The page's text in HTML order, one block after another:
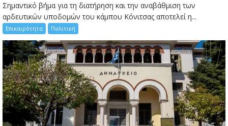
Σημαντικό βήμα για τη διατήρηση και την αναβάθμιση των
αρδευτικών υποδομών του κάμπου Κόνιτσας αποτελεί η...
Επικαιρότητα Πολιτική